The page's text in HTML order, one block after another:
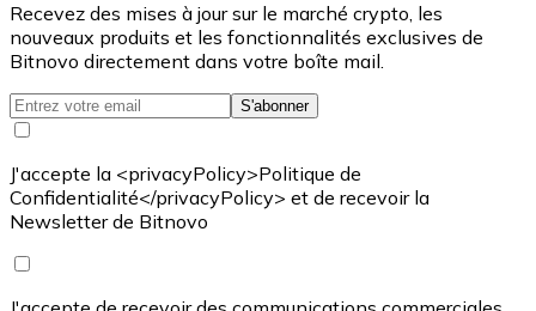
Recevez des mises à jour sur le marché crypto, les
nouveaux produits et les fonctionnalités exclusives de
Bitnovo directement dans votre boîte mail.
S'abonner
J'accepte la <privacyPolicy>Politique de
Confidentialité</privacyPolicy> et de recevoir la
Newsletter de Bitnovo